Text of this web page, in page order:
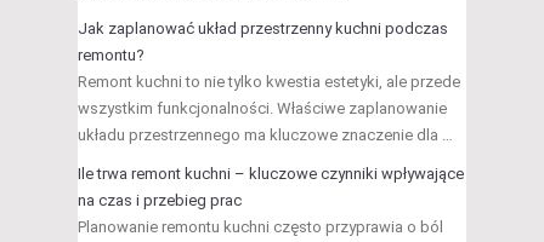
Jak zaplanować układ przestrzenny kuchni podczas
remontu?
Remont kuchni to nie tylko kwestia estetyki, ale przede
wszystkim funkcjonalności. Właściwe zaplanowanie
układu przestrzennego ma kluczowe znaczenie dla …
Ile trwa remont kuchni – kluczowe czynniki wpływające
na czas i przebieg prac
Planowanie remontu kuchni często przyprawia o ból